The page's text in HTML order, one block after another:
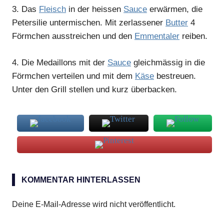
3. Das Fleisch in der heissen Sauce erwärmen, die
Petersilie untermischen. Mit zerlassener Butter 4
Förmchen ausstreichen und den Emmentaler reiben.
4. Die Medaillons mit der Sauce gleichmässig in die
Förmchen verteilen und mit dem Käse bestreuen.
Unter den Grill stellen und kurz überbacken.
Schweinefilet
Steinchampignons
KOMMENTAR HINTERLASSEN
Deine E-Mail-Adresse wird nicht veröffentlicht.